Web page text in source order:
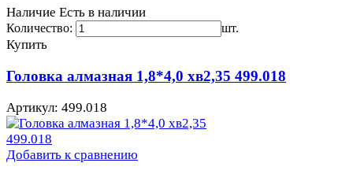
Наличие Есть в наличии
Количество: шт.
Купить
Головка алмазная 1,8*4,0 хв2,35 499.018
Артикул: 499.018
Добавить к сравнению